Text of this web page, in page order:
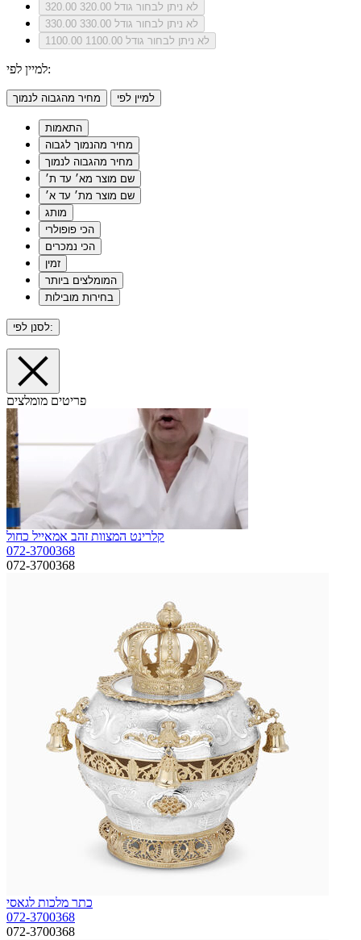
320.00
לא ניתן לבחור גודל 320.00
330.00
לא ניתן לבחור גודל 330.00
1100.00
לא ניתן לבחור גודל 1100.00
למיין לפי:
מחיר מהגבוה לנמוך למיין לפי
התאמות
מחיר מהנמוך לגבוה
מחיר מהגבוה לנמוך
שם מוצר מא׳ עד ת׳
שם מוצר מת׳ עד א׳
מותג
הכי פופולרי
הכי נמכרים
זמין
המומלצים ביותר
בחירות מובילות
לסנן לפי:
פריטים מומלצים
קלרינט המצוות זהב אמאייל כחול
072-3700368
072-3700368
כתר מלכות לגאסי
072-3700368
072-3700368